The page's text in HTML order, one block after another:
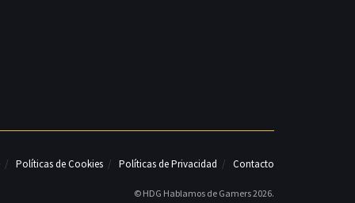
Políticas de Cookies Políticas de Privacidad Contacto
© HDG Hablamos de Gamers 2026.